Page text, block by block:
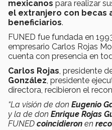
mexicanos para realizar
el extranjero con becas
beneficiarios.
FUNED fue fundada en
empresario Carlos Rojas
cuenta con presencia en
Carlos Rojas, presidente
González, presidente
directora, recibieron el
“La visión de don Eugenio
y la de don Enrique Rojas
FUNED coincidieron en